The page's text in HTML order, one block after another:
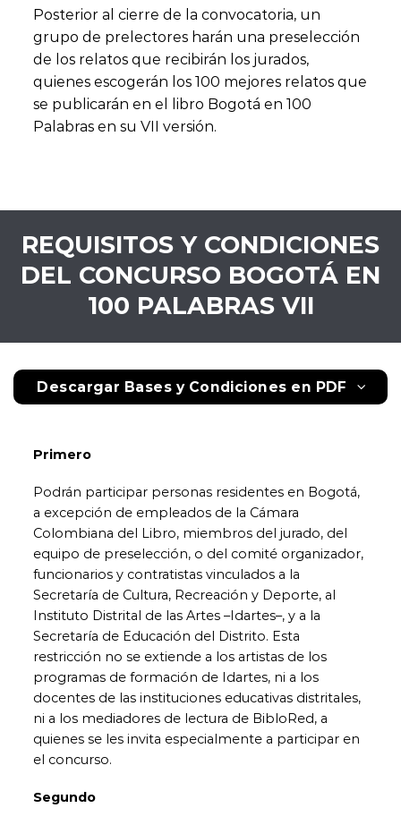
Posterior al cierre de la convocatoria, un
grupo de prelectores harán una preselección
de los relatos que recibirán los jurados,
quienes escogerán los 100 mejores relatos que
se publicarán en el libro Bogotá en 100
Palabras en su VII versión.
REQUISITOS Y CONDICIONES
DEL CONCURSO BOGOTÁ EN
100 PALABRAS VII
Descargar Bases y Condiciones en PDF
Primero
Podrán participar personas residentes en Bogotá,
a excepción de empleados de la Cámara
Colombiana del Libro, miembros del jurado, del
equipo de preselección, o del comité organizador,
funcionarios y contratistas vinculados a la
Secretaría de Cultura, Recreación y Deporte, al
Instituto Distrital de las Artes –Idartes–, y a la
Secretaría de Educación del Distrito. Esta
restricción no se extiende a los artistas de los
programas de formación de Idartes, ni a los
docentes de las instituciones educativas distritales,
ni a los mediadores de lectura de BibloRed, a
quienes se les invita especialmente a participar en
el concurso.
Segundo